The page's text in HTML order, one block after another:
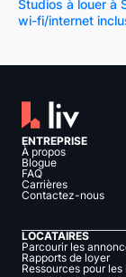
Studios à louer à
wi-fi/internet
ENTREPRISE
À propos
Blogue
FAQ
Carrières
Contactez-nous
LOCATAIRES
Parcourir les
Rapports de loyer
Ressources pour